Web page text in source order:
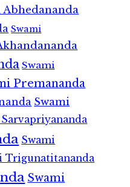
Abhedananda
Swami
Swami
Premananda
Swami
Swami
Trigunatitananda
Swami